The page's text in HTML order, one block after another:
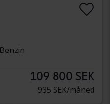
Benzin
109 800 SEK
935 SEK/måned